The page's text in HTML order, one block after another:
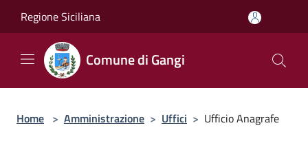
Regione Siciliana
Comune di Gangi
Home > Amministrazione > Uffici > Ufficio Anagrafe